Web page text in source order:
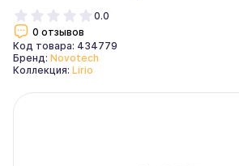
0.0
0 отзывов
Код товара: 434779
Бренд: Novotech
Коллекция: Lirio